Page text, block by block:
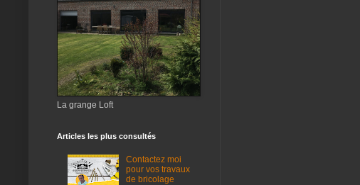
La grange Loft
Articles les plus consultés
Contactez moi
pour vos travaux
de bricolage